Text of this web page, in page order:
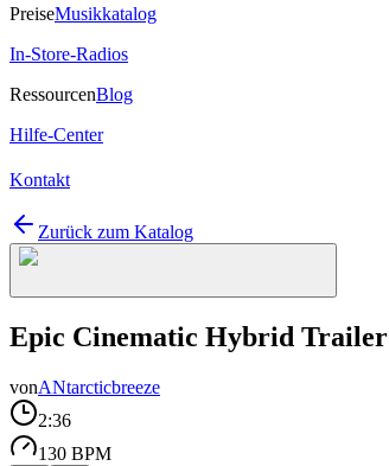
PreiseMusikkatalog
In-Store-Radios
RessourcenBlog
Hilfe-Center
Kontakt
Zurück zum Katalog
Epic Cinematic Hybrid Trailer
vonANtarcticbreeze
2:36
130 BPM